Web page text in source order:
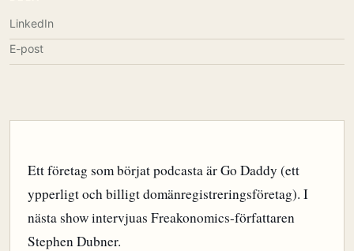
Ett företag som börjat podcasta är Go Daddy (ett
ypperligt och billigt domänregistreringsföretag). I
nästa show intervjuas Freakonomics-författaren
Stephen Dubner.
LinkedIn
E-post